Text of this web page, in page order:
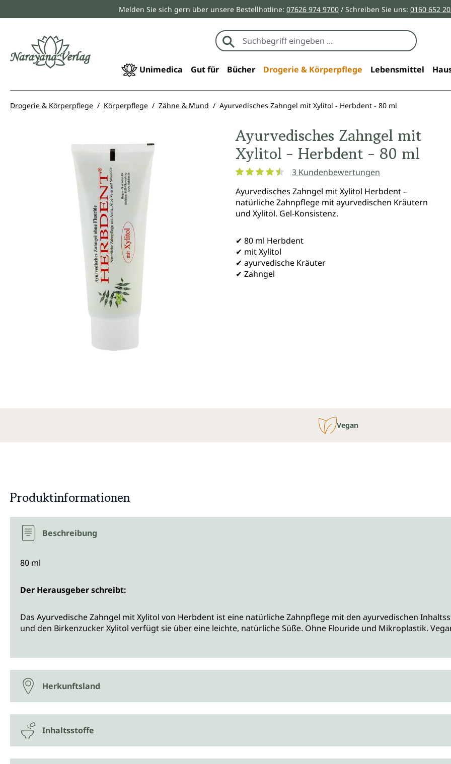
Zur Hauptnavigation springenMelden Sie sich gern über unsere Bestellhotline: 07626 974 9700 / Schreiben Sie uns: 0160 652
Unimedica Gut für Bücher Drogerie & Körperpflege Lebensmittel
Drogerie & Körperpflege Körperpflege Zähne & Mund Ayurvedisches Zahngel mit Xylitol - Herbdent - 80 ml
Ayurvedisches Zahngel mit
Xylitol - Herbdent - 80 ml
3 Kundenbewertungen
Ayurvedisches Zahngel mit Xylitol Herbdent –
natürliche Zahnpflege mit ayurvedischen Kräutern
und Xylitol. Gel-Konsistenz.
✔ 80 ml Herbdent
✔ mit Xylitol
✔ ayurvedische Kräuter
✔ Zahngel
Vegan
Produktinformationen
Beschreibung
80 ml
Der Herausgeber schreibt:
Das Ayurvedische Zahngel mit Xylitol von Herbdent ist eine natürliche Zahnpflege mit den ayurvedischen
und den Birkenzucker Xylitol verfügt sie über eine leichte, natürliche Süße. Ohne Flouride und Mikroplastik.
Herkunftsland
Inhaltsstoffe